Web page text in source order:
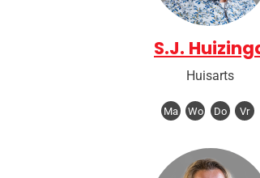
S.J.
Huisarts
Ma Wo Do Vr